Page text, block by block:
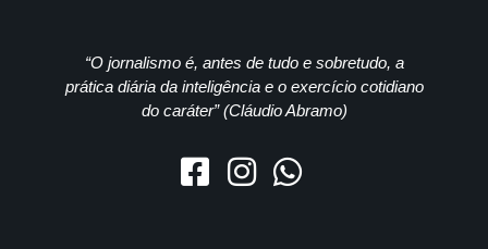
“O jornalismo é, antes de tudo e sobretudo, a
prática diária da inteligência e o exercício cotidiano
do caráter” (Cláudio Abramo)